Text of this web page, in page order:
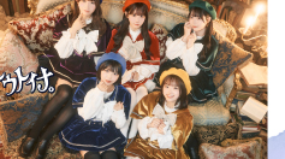
DISCOGRAPHY
GOODS